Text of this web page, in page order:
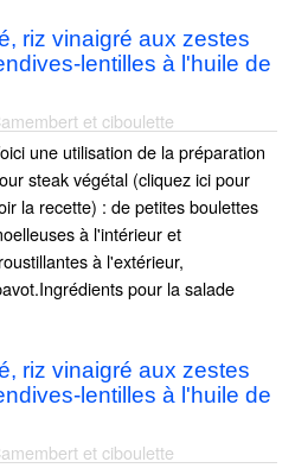
riz vinaigré aux zestes
lentilles à l'huile de
et ciboulette
une utilisation de la préparation
steak végétal (cliquez ici pour
la recette) : de petites boulettes
à l'intérieur et
à l'extérieur,
pour la salade
riz vinaigré aux zestes
lentilles à l'huile de
et ciboulette